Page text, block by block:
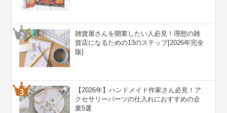
雑貨屋さんを開業したい人必見！理想の雑
貨店になるための13のステップ[2026年完全
版]
【2026年】ハンドメイド作家さん必見！ア
クセサリーパーツの仕入れにおすすめの企
業5選